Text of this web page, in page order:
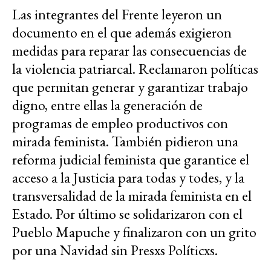
Las integrantes del Frente leyeron un
documento en el que además exigieron
medidas para reparar las consecuencias de
la violencia patriarcal. Reclamaron políticas
que permitan generar y garantizar trabajo
digno, entre ellas la generación de
programas de empleo productivos con
mirada feminista. También pidieron una
reforma judicial feminista que garantice el
acceso a la Justicia para todas y todes, y la
transversalidad de la mirada feminista en el
Estado. Por último se solidarizaron con el
Pueblo Mapuche y finalizaron con un grito
por una Navidad sin Presxs Políticxs.